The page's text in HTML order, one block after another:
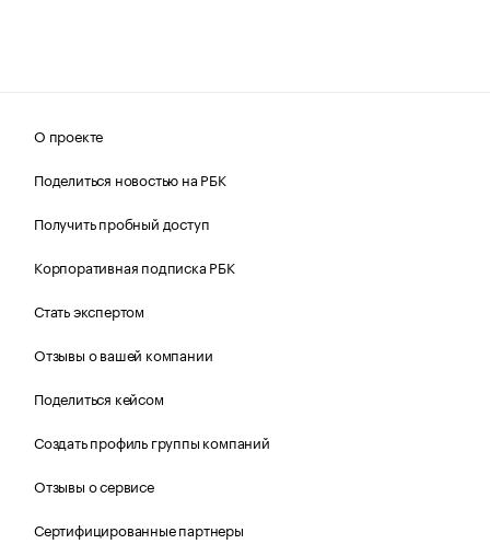
О проекте
Поделиться новостью на РБК
Получить пробный доступ
Корпоративная подписка РБК
Стать экспертом
Отзывы о вашей компании
Поделиться кейсом
Создать профиль группы компаний
Отзывы о сервисе
Сертифицированные партнеры